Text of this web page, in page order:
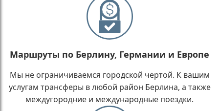
Маршруты по Берлину, Германии и Европе
Мы не ограничиваемся городской чертой. К вашим
услугам трансферы в любой район Берлина, а также
междугородние и международные поездки.